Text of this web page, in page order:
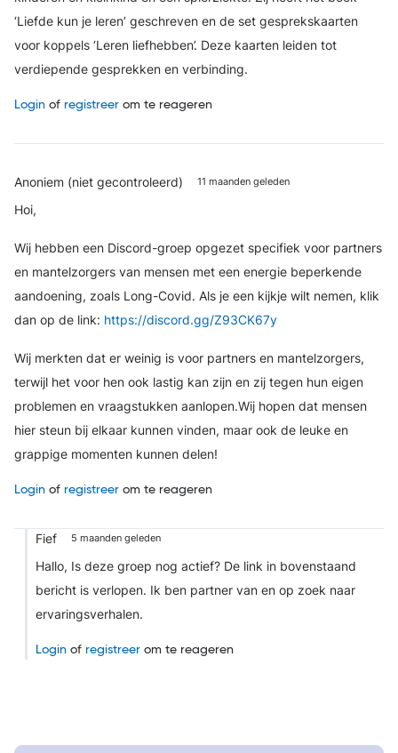
‘Liefde kun je leren’ geschreven en de set gesprekskaarten
voor koppels ‘Leren liefhebben’. Deze kaarten leiden tot
verdiepende gesprekken en verbinding.
Login of registreer om te reageren
Anoniem (niet gecontroleerd) 11 maanden geleden
Hoi,
Wij hebben een Discord-groep opgezet specifiek voor partners
en mantelzorgers van mensen met een energie beperkende
aandoening, zoals Long-Covid. Als je een kijkje wilt nemen, klik
dan op de link: https://discord.gg/Z93CK67y
Wij merkten dat er weinig is voor partners en mantelzorgers,
terwijl het voor hen ook lastig kan zijn en zij tegen hun eigen
problemen en vraagstukken aanlopen.Wij hopen dat mensen
hier steun bij elkaar kunnen vinden, maar ook de leuke en
grappige momenten kunnen delen!
Login of registreer om te reageren
Fief 5 maanden geleden
Hallo, Is deze groep nog actief? De link in bovenstaand
bericht is verlopen. Ik ben partner van en op zoek naar
ervaringsverhalen.
Login of registreer om te reageren